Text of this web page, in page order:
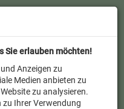
Sie erlauben möchten!
Anzeigen zu
Medien anbieten zu
zu analysieren.
Ihrer Verwendung